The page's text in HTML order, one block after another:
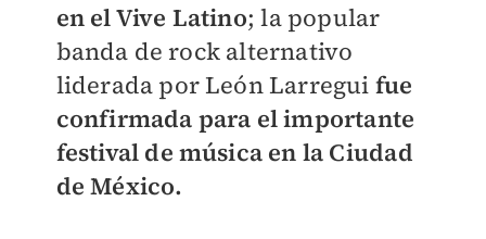
en el Vive Latino; la popular
banda de rock alternativo
liderada por León Larregui fue
confirmada para el importante
festival de música en la Ciudad
de México.